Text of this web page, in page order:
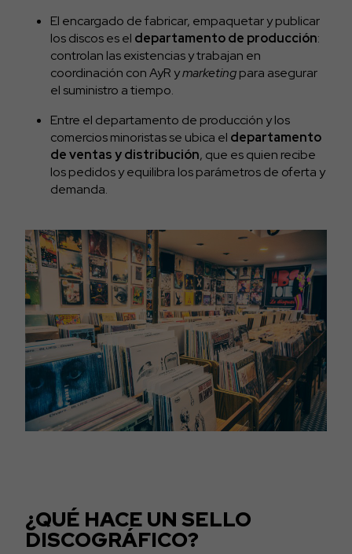
El encargado de fabricar, empaquetar y publicar
los discos es el departamento de producción:
controlan las existencias y trabajan en
coordinación con AyR ymarketingpara asegurar
el suministro a tiempo.
Entre el departamento de producción y los
comercios minoristas se ubica el departamento
de ventas y distribución, que es quien recibe
los pedidos y equilibra los parámetros de oferta y
demanda.
¿QUÉ HACE UN SELLO
DISCOGRÁFICO?